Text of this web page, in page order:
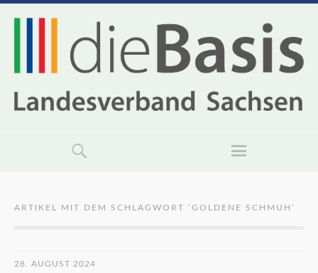
ARTIKEL MIT DEM SCHLAGWORT ‘ GOLDENE SCHMUH ’
28. AUGUST 2024